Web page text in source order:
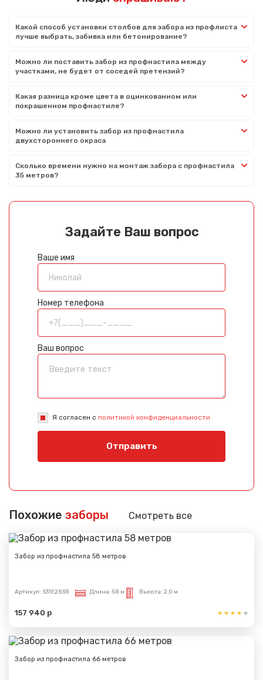
Какой способ установки столбов для забора из профлиста
лучше выбрать, забивка или бетонирование?
Можно ли поставить забор из профнастила между
участками, не будет от соседей претензий?
Какая разница кроме цвета в оцинкованном или
покрашенном профнастиле?
Можно ли установить забор из профнастила
двухстороннего окраса
Сколько времени нужно на монтаж забора с профнастила
35 метров?
Задайте Ваш вопрос
Ваше имя
Номер телефона
Ваш вопрос
Я согласен с политикой конфиденциальности
Отправить
Похожие заборы Смотреть все
Забор из профнастила 58 метров
Артикул: S31E2838 Длина: 58 м Высота: 2,0 м
157 940 р
Забор из профнастила 66 метров